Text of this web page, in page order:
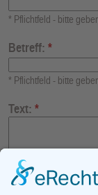
* Pflichtfeld - bitte
Betreff: *
* Pflichtfeld - bitte
Text: *
* Pflichtfeld - bitte